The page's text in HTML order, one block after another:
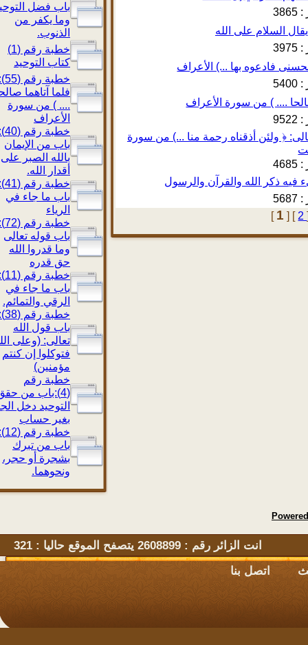
باب فضل التوحيد
وما يكفر من
الذنوب.
كتاب التوحيد
خطبة رقم (55):
فلما آتاهما صالحا
.... ) من سورة
الأعراف
خطبة رقم (40):
باب من الإيمان
بالله الصبر على
أقدار الله.
خطبة رقم (41):
باب ما جاء في
الرياء
خطبة رقم (72):
باب قوله تعالى
وما قدروا الله
حق قدره
خطبة رقم (11):
باب ما جاء في
الرقي والتمائم.
خطبة رقم (38):
باب قول الله
تعالى: (وعلى الله
فتوكلوا إن كنتم
مؤمنين)
خطبة رقم
(4):باب من حقق
التوحيد دخل الجنة
بغير حساب
خطبة رقم (12):
باب من تبرك
بشجرة أو حجر،
ونحوهما.
تعالى: ﴿ ولئن أذقناه رحمة منا ...) من سورة
[ 1 ]
انت الزائر رقم : 2608899 يتصفح الموقع حاليا : 321
اتصل بنا